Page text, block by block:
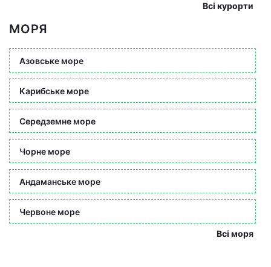
Всі курорти
МОРЯ
Азовське море
Карибське море
Середземне море
Чорне море
Андаманське море
Червоне море
Всі моря